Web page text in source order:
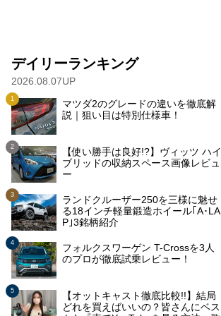
デイリーランキング
2026.08.07UP
マツダ2のグレードの違いを徹底解
説｜狙い目は特別仕様車！
【使い勝手は良好!?】ヴィッツ ハイ
ブリッドの収納スペース画像レビュ
ー
ランドクルーザー250を三様に魅せ
る18インチ軽量鍛造ホイール｢A･LA
P｣3銘柄紹介
フォルクスワーゲン T-Crossを3人
のプロが徹底試乗レビュー！
【オットキャスト徹底比較!!】結局
どれを買えばいいの？皆さんにベス